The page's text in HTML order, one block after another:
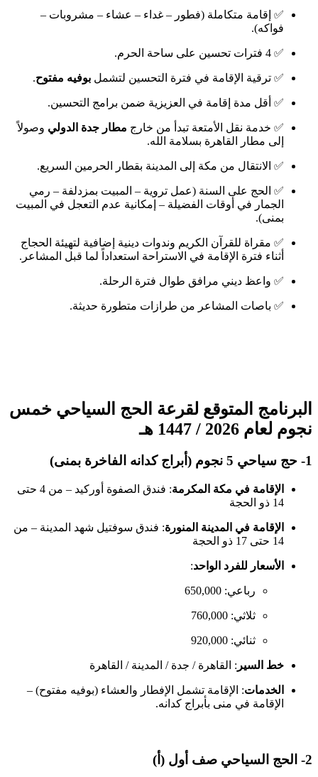
✅ إقامة متكاملة (فطور – غداء – عشاء – مشروبات –
فواكه).
✅ 4 فترات تحسين على ساحة الحرم.
✅ ترقية الإقامة في فترة التحسين لتشمل بوفيه مفتوح.
✅ أقل مدة إقامة في العزيزية ضمن برامج التحسين.
✅ خدمة نقل الأمتعة تبدأ من خارج مطار جدة الدولي وصولاً
إلى مطار القاهرة بسلامة الله.
✅ الانتقال من مكة إلى المدينة بقطار الحرمين السريع.
✅ الحج على السنة (عمل تروية – المبيت بمزدلفة – رمي
الجمار في أوقات الفضيلة – إمكانية عدم التعجل في المبيت
بمنى).
✅ مقراة للقرآن الكريم وندوات دينية إضافية لتهيئة الحجاج
أثناء فترة الإقامة في الاستراحة استعداداً لما قبل المشاعر.
✅ واعظ ديني مرافق طوال فترة الرحلة.
✅ باصات المشاعر من طرازات متطورة حديثة.
البرنامج المتوقع لقرعة الحج السياحي خمس
نجوم لعام 2026 / 1447 هـ
1- حج سياحي 5 نجوم (أبراج كدانه الفاخرة بمنى)
الإقامة في مكة المكرمة
: فندق الصفوة أوركيد – من 4 حتى
14 ذو الحجة
الإقامة في المدينة المنورة: فندق سوفتيل شهد المدينة – من
14 حتى 17 ذو الحجة
الأسعار للفرد الواحد:
رباعي: 650,000
ثلاثي: 760,000
ثنائي: 920,000
خط السير : القاهرة / جدة / المدينة / القاهرة
الخدمات: الإقامة تشمل الإفطار والعشاء (بوفيه مفتوح) –
الإقامة في منى بأبراج كدانه.
2- الحج السياحي صف أول (أ)